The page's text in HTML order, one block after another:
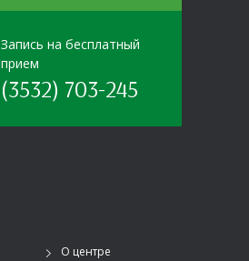
Запись на бесплатный
прием
(3532) 703-245
О центре